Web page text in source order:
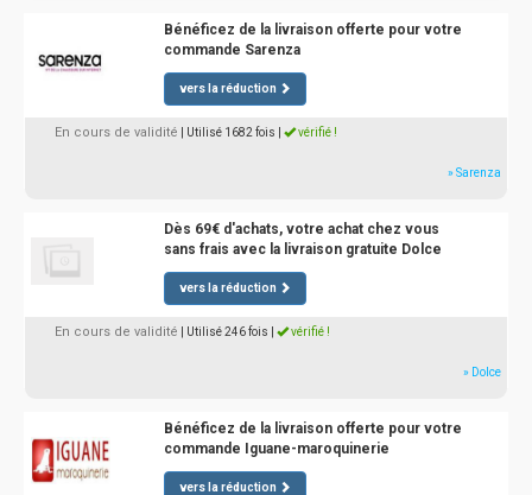
Bénéficez de la livraison offerte pour votre
commande Sarenza
vers la réduction
En cours de validité | Utilisé 1682 fois vérifié !
» Sarenza
Dès 69€ d'achats, votre achat chez vous
sans frais avec la livraison gratuite Dolce
vers la réduction
En cours de validité | Utilisé 246 fois vérifié !
» Dolce
Bénéficez de la livraison offerte pour votre
commande Iguane-maroquinerie
vers la réduction